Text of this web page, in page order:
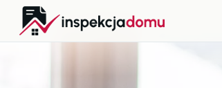
Przejdź
treści